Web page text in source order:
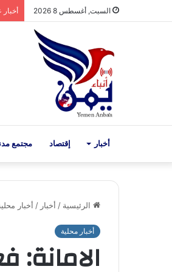
السبت, أغسطس 8 2026 أخبار
أخبار إقتصاد مجتمع
الرئيسية / أخبار / أخبار
أخبار محلية